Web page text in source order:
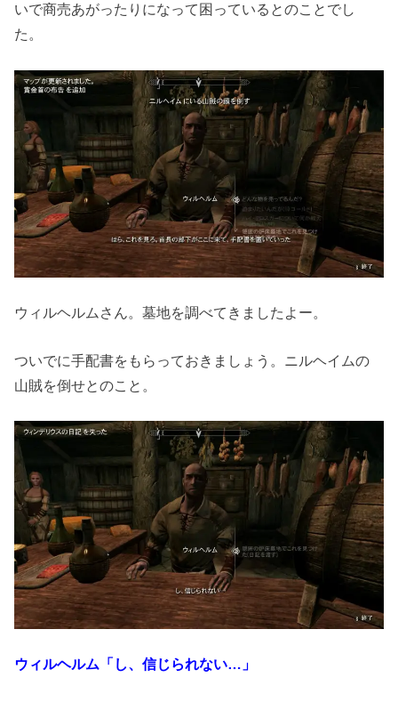
いで商売あがったりになって困っているとのことでし
た。
ウィルヘルムさん。墓地を調べてきましたよー。
ついでに手配書をもらっておきましょう。ニルヘイムの
山賊を倒せとのこと。
ウィルヘルム「し、信じられない…」